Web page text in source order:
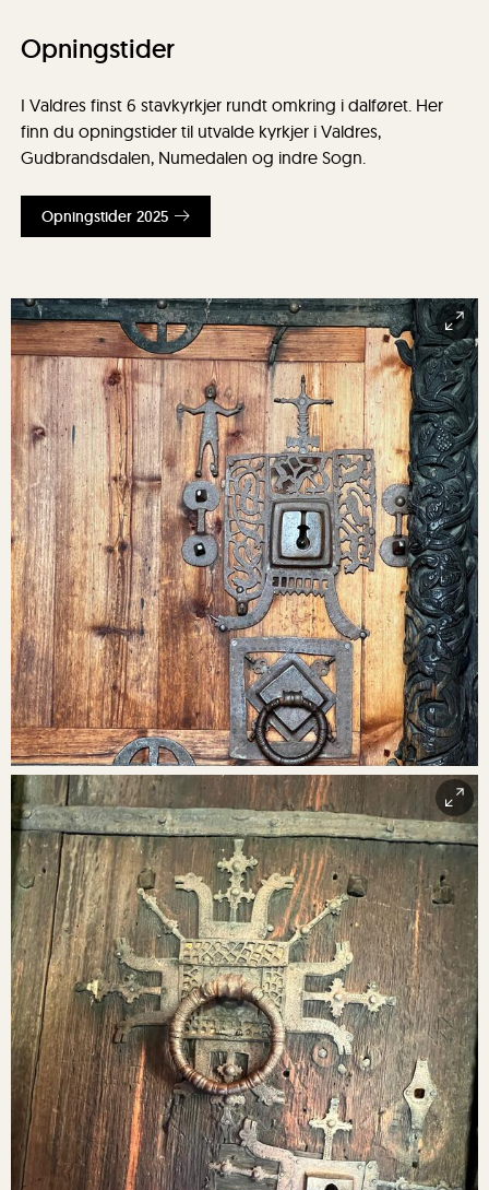
Opningstider
I Valdres finst 6 stavkyrkjer rundt omkring i dalføret. Her
finn du opningstider til utvalde kyrkjer i Valdres,
Gudbrandsdalen, Numedalen og indre Sogn.
Opningstider 2025
Frå Hedalen stavkyrkje